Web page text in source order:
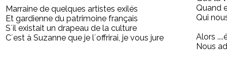
Marraine de quelques artistes exilés
Et gardienne du patrimoine français
S´il existait un drapeau de la culture
C´est à Suzanne que je l´offrirai, je vous jure
Quand
Qui
Alors
Nous